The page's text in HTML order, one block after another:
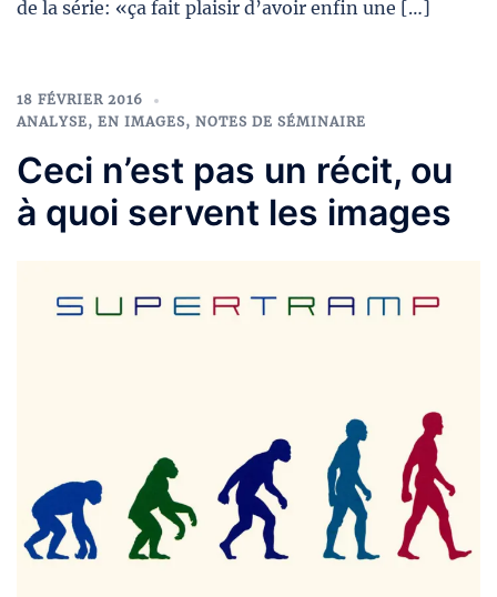
de la série: «ça fait plaisir d’avoir enfin une […]
18 FÉVRIER 2016
ANALYSE, EN IMAGES, NOTES DE SÉMINAIRE
Ceci n’est pas un récit, ou
à quoi servent les images